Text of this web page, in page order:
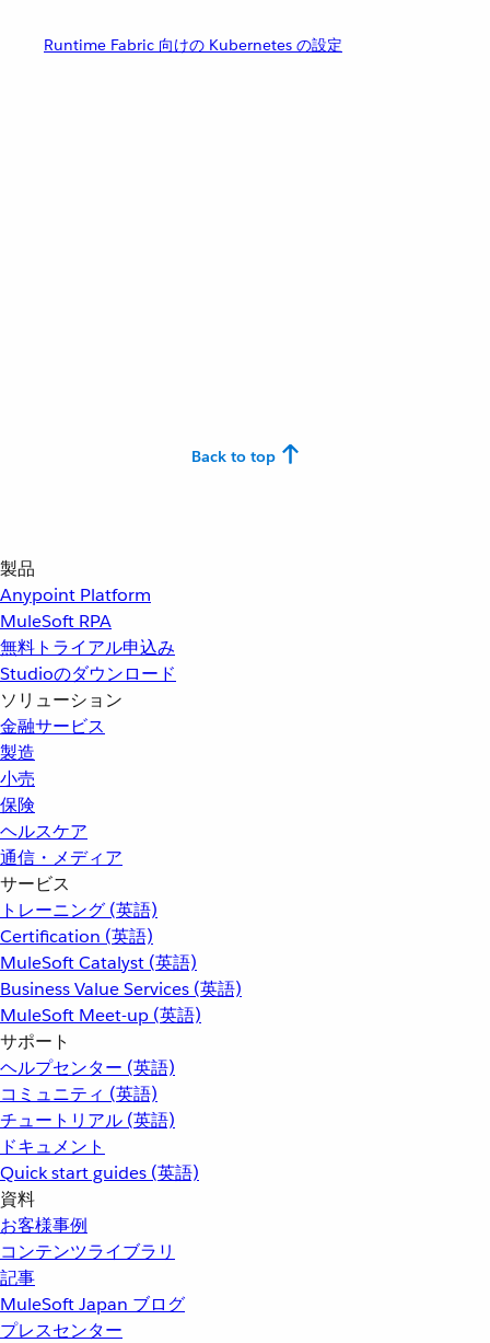
Runtime Fabric 向けの Kubernetes の設定
Back to top
製品
Anypoint Platform
MuleSoft RPA
無料トライアル申込み
Studioのダウンロード
ソリューション
金融サービス
製造
小売
保険
ヘルスケア
通信・メディア
サービス
トレーニング (英語)
Certification (英語)
MuleSoft Catalyst (英語)
Business Value Services (英語)
MuleSoft Meet-up (英語)
サポート
ヘルプセンター (英語)
コミュニティ (英語)
チュートリアル (英語)
ドキュメント
Quick start guides (英語)
資料
お客様事例
コンテンツライブラリ
記事
MuleSoft Japan ブログ
プレスセンター